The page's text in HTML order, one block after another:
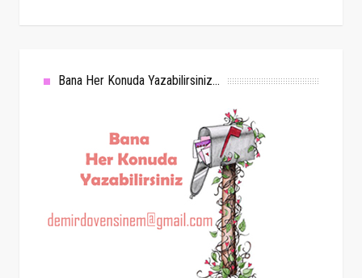
Bana Her Konuda Yazabilirsiniz...